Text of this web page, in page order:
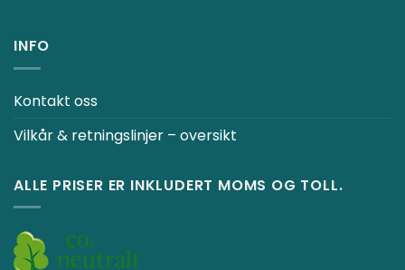
INFO
Kontakt oss
Vilkår & retningslinjer – oversikt
ALLE PRISER ER INKLUDERT MOMS OG TOLL.